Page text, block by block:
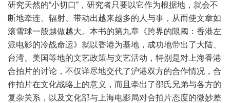
研究天然的“小切口”，研究者只要以它作为根据地，就会不
断地牵连、辐射、带动出越来越多的人与事，从而使文章如
滚雪球一般越做越大。本书的第九章《跨界的限阈：香港左
派电影的冷战命运》就以香港为基地，成功地带出了大陆、
台湾、美国等地的文艺政策与文艺活动，特别是对上海香港
合拍片的讨论，不仅详尽地交代了沪港双方的合作情况，合
作拍片在文化战略上的意义，而且牵出了邵氏兄弟与各方的
复杂关系，以及文化部与上海电影局对合拍片态度的微妙差